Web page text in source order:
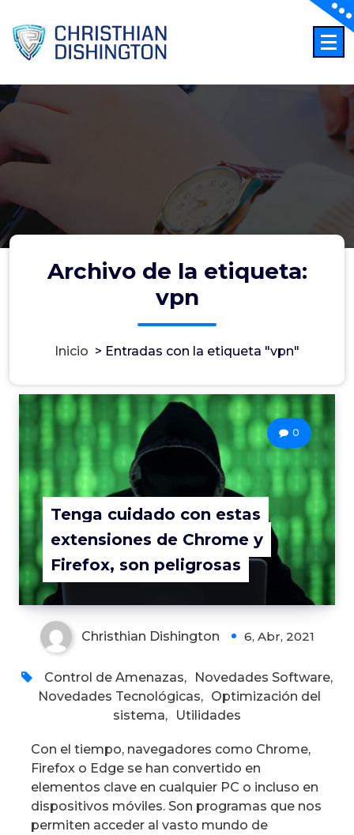
al
contenido
Archivo de la etiqueta:
vpn
Inicio > Entradas con la etiqueta "vpn"
Tenga cuidado con estas
extensiones de Chrome y
Firefox, son peligrosas
0
Christhian Dishington 6, Abr, 2021
Control de Amenazas, Novedades Software,
Novedades Tecnológicas, Optimización del
sistema, Utilidades
Con el tiempo, navegadores como Chrome,
Firefox o Edge se han convertido en
elementos clave en cualquier PC o incluso en
dispositivos móviles. Son programas que nos
permiten acceder al vasto mundo de